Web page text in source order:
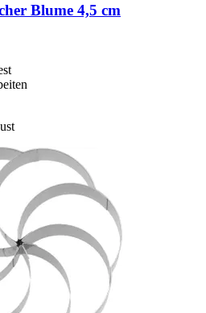
Blume 4,5 cm